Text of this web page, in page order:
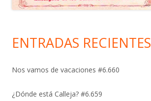
ENTRADAS RECIENTES
Nos vamos de vacaciones #6.660
¿Dónde está Calleja? #6.659